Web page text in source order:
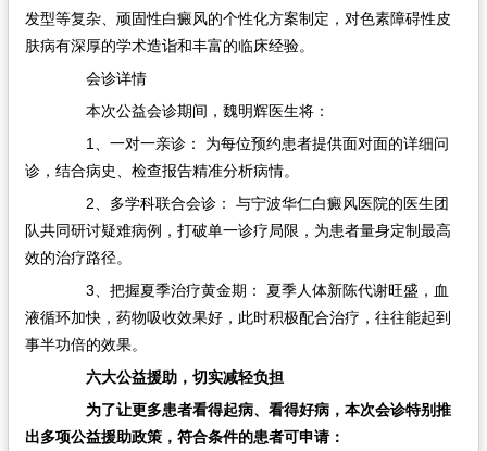
发型等复杂、顽固性白癜风的个性化方案制定，对色素障碍性皮
肤病有深厚的学术造诣和丰富的临床经验。
会诊详情
本次公益会诊期间，魏明辉医生将：
1、一对一亲诊：​ 为每位预约患者提供面对面的详细问
诊，结合病史、检查报告精准分析病情。
2、多学科联合会诊：​ 与宁波华仁白癜风医院的医生团
队共同研讨疑难病例，打破单一诊疗局限，为患者量身定制最高
效的治疗路径。
3、把握夏季治疗黄金期：​ 夏季人体新陈代谢旺盛，血
液循环加快，药物吸收效果好，此时积极配合治疗，往往能起到
事半功倍的效果。
六大公益援助，切实减轻负担
为了让更多患者看得起病、看得好病，本次会诊特别推
出多项公益援助政策，符合条件的患者可申请：